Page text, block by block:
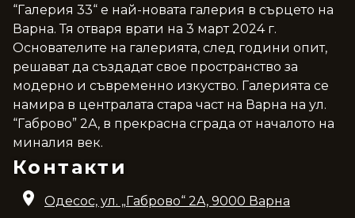
“Галерия 33“ е най-новата галерия в сърцето на
Варна. Тя отваря врати на 3 март 2024 г.
Основателите на галерията, след години опит,
решават да създадат свое пространство за
модерно и съвременно изкуство. Галерията се
намира в централата стара част на Варна на ул.
“Габрово” 2А, в прекрасна сграда от началото на
миналия век.
Контакти
Одесос, ул. „Габрово“ 2A, 9000 Варна